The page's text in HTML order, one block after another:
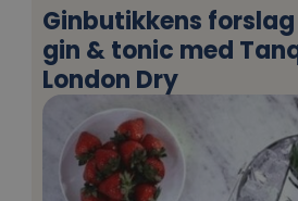
Ginbutikkens
gin & tonic med
London Dry